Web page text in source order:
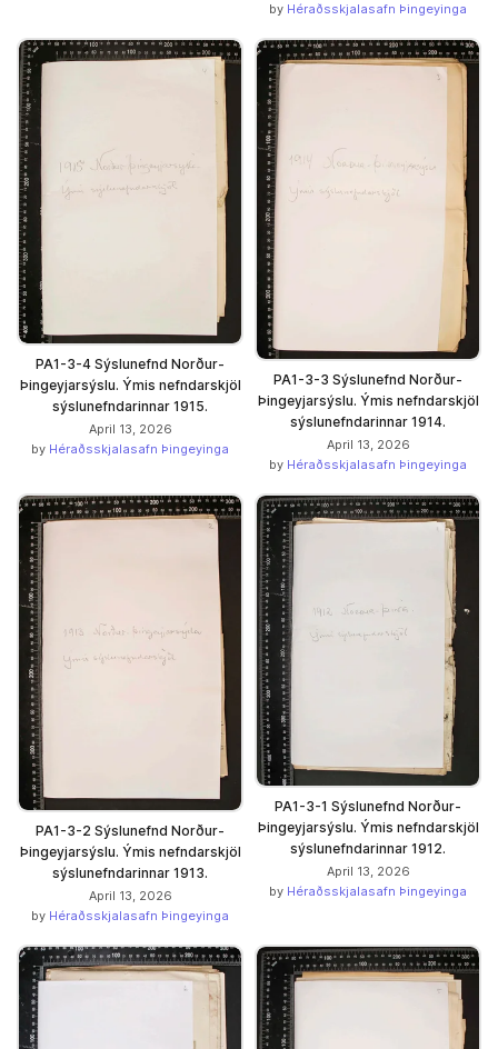
by Héraðsskjalasafn Þingeyinga
PA1-3-4 Sýslunefnd Norður-
Þingeyjarsýslu. Ýmis nefndarskjöl
sýslunefndarinnar 1915.
April 13, 2026
by Héraðsskjalasafn Þingeyinga
PA1-3-3 Sýslunefnd Norður-
Þingeyjarsýslu. Ýmis nefndarskjöl
sýslunefndarinnar 1914.
April 13, 2026
by Héraðsskjalasafn Þingeyinga
PA1-3-2 Sýslunefnd Norður-
Þingeyjarsýslu. Ýmis nefndarskjöl
sýslunefndarinnar 1913.
April 13, 2026
by Héraðsskjalasafn Þingeyinga
PA1-3-1 Sýslunefnd Norður-
Þingeyjarsýslu. Ýmis nefndarskjöl
sýslunefndarinnar 1912.
April 13, 2026
by Héraðsskjalasafn Þingeyinga